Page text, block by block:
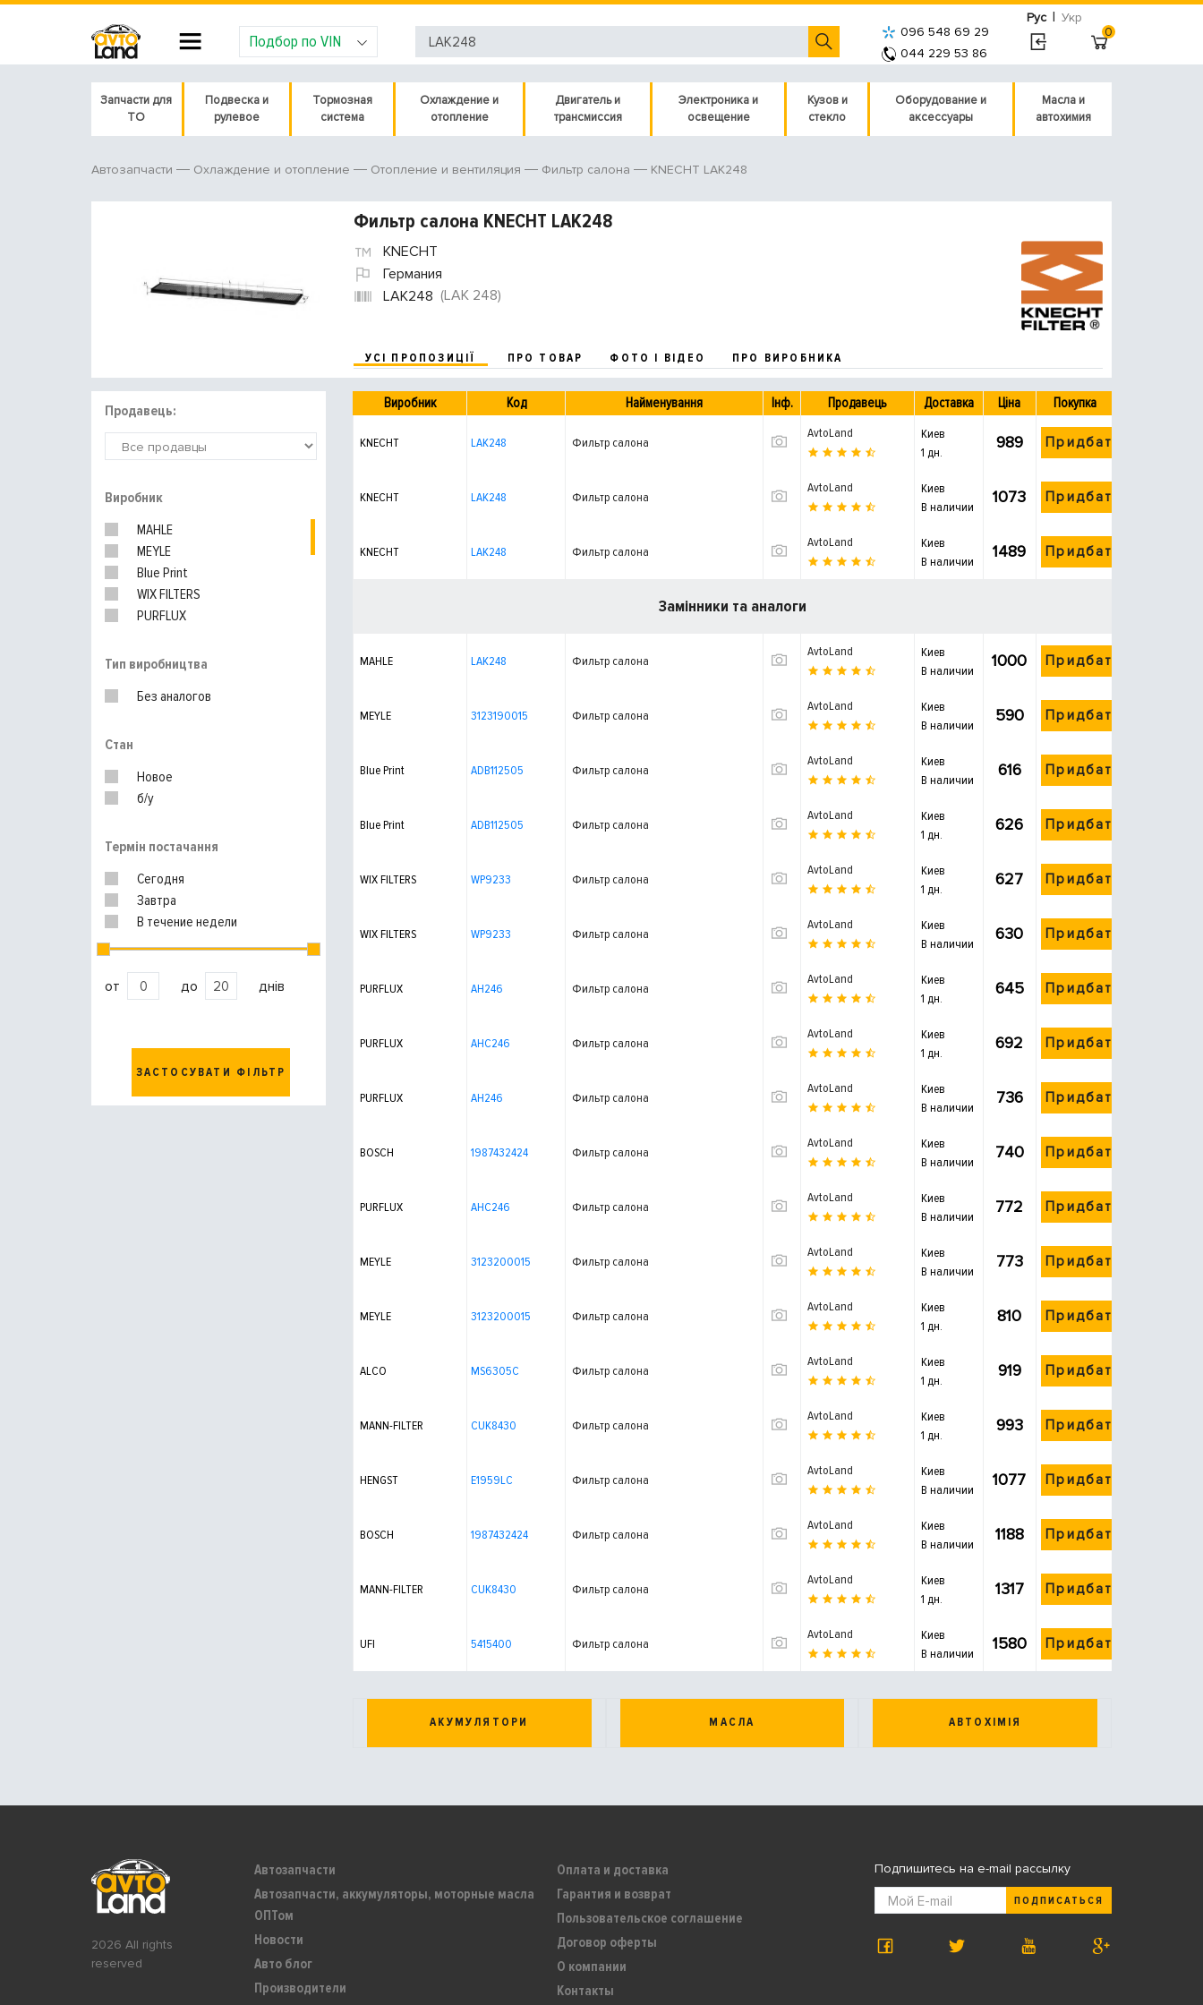
Рус | Укр
Подбор по VIN
096 548 69 29
044 229 53 86
0
Запчасти для
ТО
Подвеска и
рулевое
Тормозная
система
Охлаждение и
отопление
Двигатель и
трансмиссия
Электроника и
освещение
Кузов и
стекло
Оборудование и
аксессуары
Масла и
автохимия
Автозапчасти Охлаждение и отопление Отопление и вентиляция Фильтр салона KNECHT LAK248
Фильтр салона KNECHT LAK248
KNECHT
Германия
LAK248 (LAK 248)
УСІ ПРОПОЗИЦІЇ ПРО ТОВАР ФОТО І ВІДЕО ПРО ВИРОБНИКА
Продавець:
Виробник
MAHLE
MEYLE
Blue Print
WIX FILTERS
PURFLUX
MANN-FILTER
BOSCH
Тип виробництва
Без аналогов
Стан
Новое
б/у
Термін постачання
Сегодня
Завтра
В течение недели
от до днів
ЗАСТОСУВАТИ ФІЛЬТР
Виробник Код Найменування Інф. Продавець Доставка Ціна Покупка
KNECHT LAK248 Фильтр салона
AvtoLand
Киев
1 дн.
989 Придбати
KNECHT LAK248 Фильтр салона
AvtoLand
Киев
В наличии
1073 Придбати
KNECHT LAK248 Фильтр салона
AvtoLand
Киев
В наличии
1489 Придбати
Замінники та аналоги
MAHLE LAK248 Фильтр салона
AvtoLand
Киев
В наличии
1000 Придбати
MEYLE 3123190015 Фильтр салона
AvtoLand
Киев
В наличии
590 Придбати
Blue Print ADB112505 Фильтр салона
AvtoLand
Киев
В наличии
616 Придбати
Blue Print ADB112505 Фильтр салона
AvtoLand
Киев
1 дн.
626 Придбати
WIX FILTERS WP9233 Фильтр салона
AvtoLand
Киев
1 дн.
627 Придбати
WIX FILTERS WP9233 Фильтр салона
AvtoLand
Киев
В наличии
630 Придбати
PURFLUX AH246 Фильтр салона
AvtoLand
Киев
1 дн.
645 Придбати
PURFLUX AHC246 Фильтр салона
AvtoLand
Киев
1 дн.
692 Придбати
PURFLUX AH246 Фильтр салона
AvtoLand
Киев
В наличии
736 Придбати
BOSCH 1987432424 Фильтр салона
AvtoLand
Киев
В наличии
740 Придбати
PURFLUX AHC246 Фильтр салона
AvtoLand
Киев
В наличии
772 Придбати
MEYLE 3123200015 Фильтр салона
AvtoLand
Киев
В наличии
773 Придбати
MEYLE 3123200015 Фильтр салона
AvtoLand
Киев
1 дн.
810 Придбати
ALCO MS6305C Фильтр салона
AvtoLand
Киев
1 дн.
919 Придбати
MANN-FILTER CUK8430 Фильтр салона
AvtoLand
Киев
1 дн.
993 Придбати
HENGST E1959LC Фильтр салона
AvtoLand
Киев
В наличии
1077 Придбати
BOSCH 1987432424 Фильтр салона
AvtoLand
Киев
В наличии
1188 Придбати
MANN-FILTER CUK8430 Фильтр салона
AvtoLand
Киев
1 дн.
1317 Придбати
UFI 5415400 Фильтр салона
AvtoLand
Киев
В наличии
1580 Придбати
АКУМУЛЯТОРИ МАСЛА АВТОХІМІЯ
2026 All rights
reserved
Автозапчасти
Автозапчасти, аккумуляторы, моторные масла
ОПТом
Новости
Авто блог
Производители
Оплата и доставка
Гарантия и возврат
Пользовательское соглашение
Договор оферты
О компании
Контакты
Подпишитесь на e-mail рассылку
ПОДПИСАТЬСЯ